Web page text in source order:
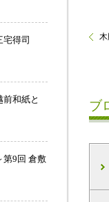
木
ブ
得司
和紙と
9回 倉敷